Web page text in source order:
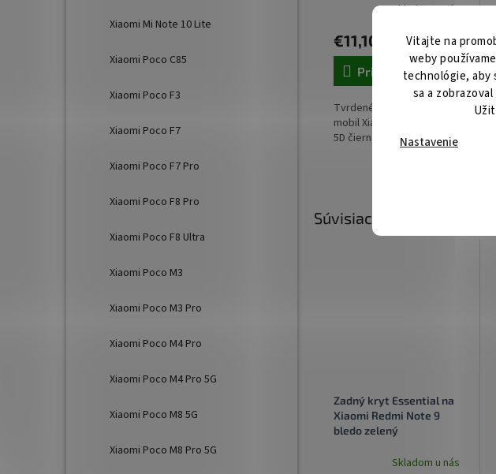
Vitajte na
weby
technológie, aby
sa a
Nastavenie
Xiaomi Mi Note 10 Lite
Xiaomi Poco C85
Xiaomi Poco F3
Xiaomi Poco F7
Xiaomi Poco F7 Pro
Xiaomi Poco F8 Pro
Xiaomi Poco F8 Ultra
Xiaomi Poco M3
Xiaomi Poco M3 Pro
Xiaomi Poco M4 Pro
Xiaomi Poco M4 Pro 5G
Xiaomi Poco M8 5G
Xiaomi Poco M8 Pro 5G
Súvisiaci tovar
Zadný kryt Essential na
Xiaomi Redmi Note 9
bledo zelený
Skladom u nás
Skladom u nás
€11,10
Pridať do košíka
Tvrdené sklo FullGlue na
mobil Xiaomi Redmi Note 9
5D čierne